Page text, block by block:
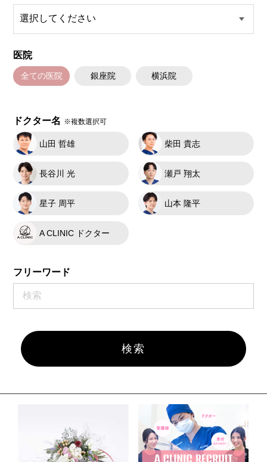
医院
全ての医院 銀座院 横浜院
ドクター名 ※複数選択可
山田 哲雄 柴田 貴志
長谷川 光 瀬戸 翔太
星子 周平 山本 隆平
A CLINIC ドクター
フリーワード